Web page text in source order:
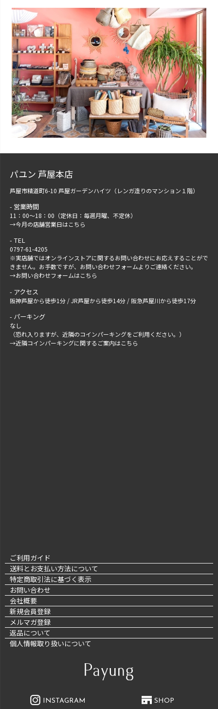
パユン 芦屋本店
芦屋市精道町6-10 芦屋ガーデンハイツ（レンガ造りのマンション１階）
営業時間
11：00～18：00（定休日：毎週月曜、不定休）
→今月の店舗営業日はこちら
TEL
0797-61-4205
※実店舗ではオンラインストアに関するお問い合わせにお応えすることがで
きません。お手数ですが、 お問い合わせフォームよりご連絡ください。
→お問い合わせフォームはこちら
アクセス
阪神芦屋から徒歩1分 / JR芦屋から徒歩14分 / 阪急芦屋川から徒歩17分
パーキング
なし
（恐れ入りますが、近隣のコインパーキングをご利用ください。）
→近隣コインパーキングに関するご案内はこちら
ご利用ガイド
送料とお支払い方法について
特定商取引法に基づく表示
お問い合わせ
会社概要
新規会員登録
メルマガ登録
返品について
個人情報取り扱いについて
INSTAGRAM SHOP